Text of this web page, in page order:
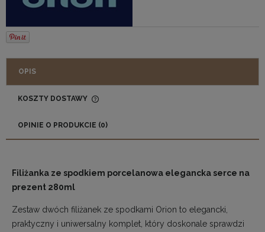
OPIS
KOSZTY DOSTAWY
OPINIE O PRODUKCIE (0)
Filiżanka ze spodkiem porcelanowa elegancka serce na
prezent 280ml
Zestaw dwóch filiżanek ze spodkami Orion to elegancki,
praktyczny i uniwersalny komplet, który doskonale sprawdzi